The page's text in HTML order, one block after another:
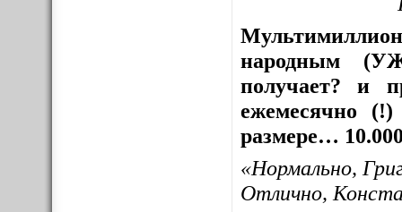
народным
получает? и
ежемесячно
размере…
«Нормально,
Отлично,